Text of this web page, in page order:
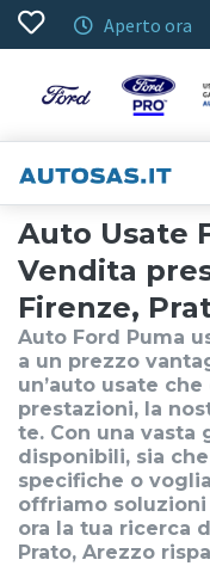
Aperto ora
Auto Usate
Vendita
Firenze,
Auto Ford Puma
a un prezzo
un’auto usate
prestazioni, la
te. Con una vasta
disponibili, sia
specifiche o
offriamo
ora la tua ricerca
Prato, Arezzo